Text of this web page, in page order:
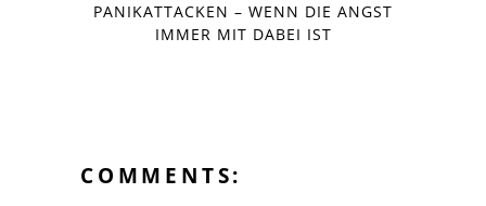
PANIKATTACKEN – WENN DIE ANGST
IMMER MIT DABEI IST
COMMENTS: